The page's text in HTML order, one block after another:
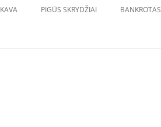
KAVA PIGŪS SKRYDŽIAI BANKROTAS